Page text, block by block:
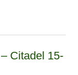
Citadel 15-